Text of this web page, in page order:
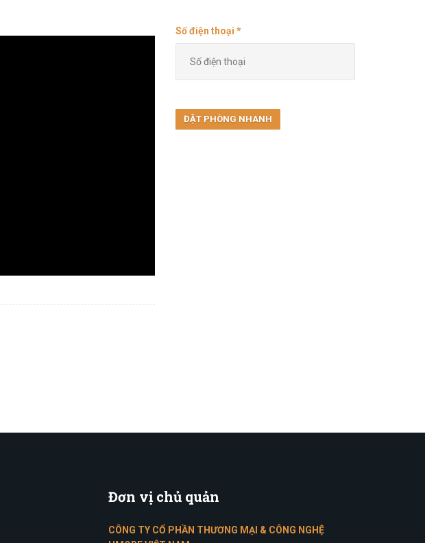
Số điện thoại *
Đơn vị chủ quản
CÔNG TY CỔ PHẦN THƯƠNG MẠI & CÔNG NGHỆ